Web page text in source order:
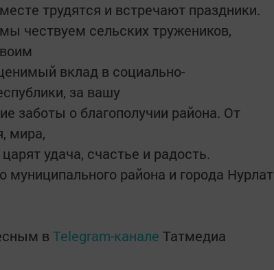
трудятся и встречают праздники.
чествуем сельских тружеников,
вклад в социально-
за вашу
заботы о благополучии района. От
мира,
удача, счастье и радость.
района и города Нурлат
в Telegram-канале Татмедиа